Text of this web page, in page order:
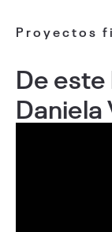
Proyectos
De este
Daniela